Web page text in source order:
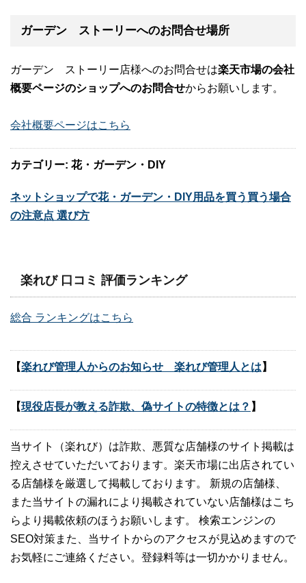
ガーデン ストーリーへのお問合せ場所
ガーデン ストーリー店様へのお問合せは楽天市場の会社
概要ページのショップへのお問合せからお願いします。
会社概要ページはこちら
カテゴリー: 花・ガーデン・DIY
ネットショップで花・ガーデン・DIY用品を買う買う場合
の注意点 選び方
楽れび 口コミ 評価ランキング
総合 ランキングはこちら
【楽れび管理人からのお知らせ 楽れび管理人とは 】
【現役店長が教える詐欺、偽サイトの特徴とは？ 】
当サイト（楽れび）は詐欺、悪質な店舗様のサイト掲載は
控えさせていただいております。楽天市場に出店されてい
る店舗様を厳選して掲載しております。 新規の店舗様、
また当サイトの漏れにより掲載されていない店舗様はこち
らより掲載依頼のほうお願いします。 検索エンジンの
SEO対策また、当サイトからのアクセスが見込めますので
お気軽にご連絡ください。登録料等は一切かかりません。